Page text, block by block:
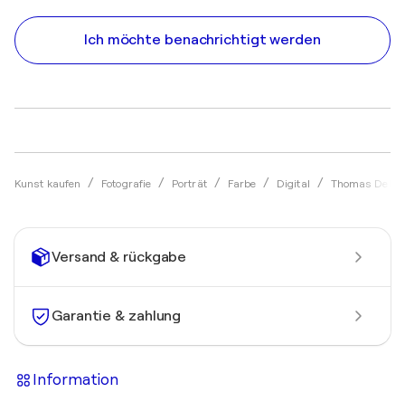
Kunst kaufen Fotografie Porträt Farbe Digital Thomas
Ich möchte benachrichtigt werden
Versand & rückgabe
Garantie & zahlung
Information